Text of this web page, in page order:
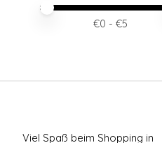
Preis – Mindestwert
Price maximum value
€0 - €5
Viel Spaß beim Shopping in